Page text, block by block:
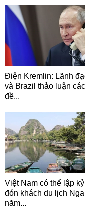
Điện Kremlin: Lãnh
và Brazil thảo luận
đề...
Việt Nam có thể lập
đón khách du lịch
năm...